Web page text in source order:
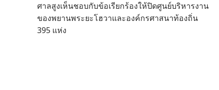
ศาลสูงเห็นชอบกับข้อเรียกร้องให้ปิดศูนย์บริหารงาน
ของพยานพระยะโฮวาและองค์กรศาสนาท้องถิ่น
395 แห่ง